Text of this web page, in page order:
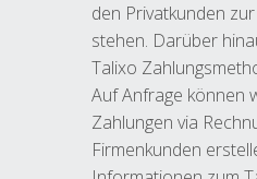
den Privatkunden
stehen. Darüber
Talixo
Auf Anfrage können
Zahlungen via
Firmenkunden